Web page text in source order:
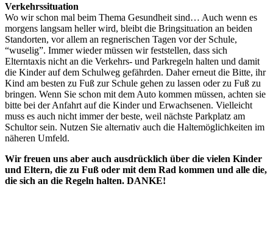
Verkehrssituation
Wo wir schon mal beim Thema Gesundheit sind… Auch wenn es
morgens langsam heller wird, bleibt die Bringsituation an beiden
Standorten, vor allem an regnerischen Tagen vor der Schule,
“wuselig”. Immer wieder müssen wir feststellen, dass sich
Elterntaxis nicht an die Verkehrs- und Parkregeln halten und damit
die Kinder auf dem Schulweg gefährden. Daher erneut die Bitte, ihr
Kind am besten zu Fuß zur Schule gehen zu lassen oder zu Fuß zu
bringen. Wenn Sie schon mit dem Auto kommen müssen, achten sie
bitte bei der Anfahrt auf die Kinder und Erwachsenen. Vielleicht
muss es auch nicht immer der beste, weil nächste Parkplatz am
Schultor sein. Nutzen Sie alternativ auch die Haltemöglichkeiten im
näheren Umfeld.
Wir freuen uns aber auch ausdrücklich über die vielen Kinder
und Eltern, die zu Fuß oder mit dem Rad kommen und alle die,
die sich an die Regeln halten. DANKE!